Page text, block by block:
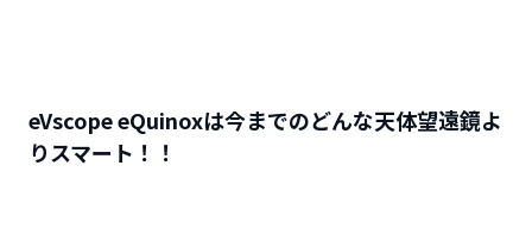
eVscope eQuinoxは今までのどんな天体望遠鏡よ
りスマート！！